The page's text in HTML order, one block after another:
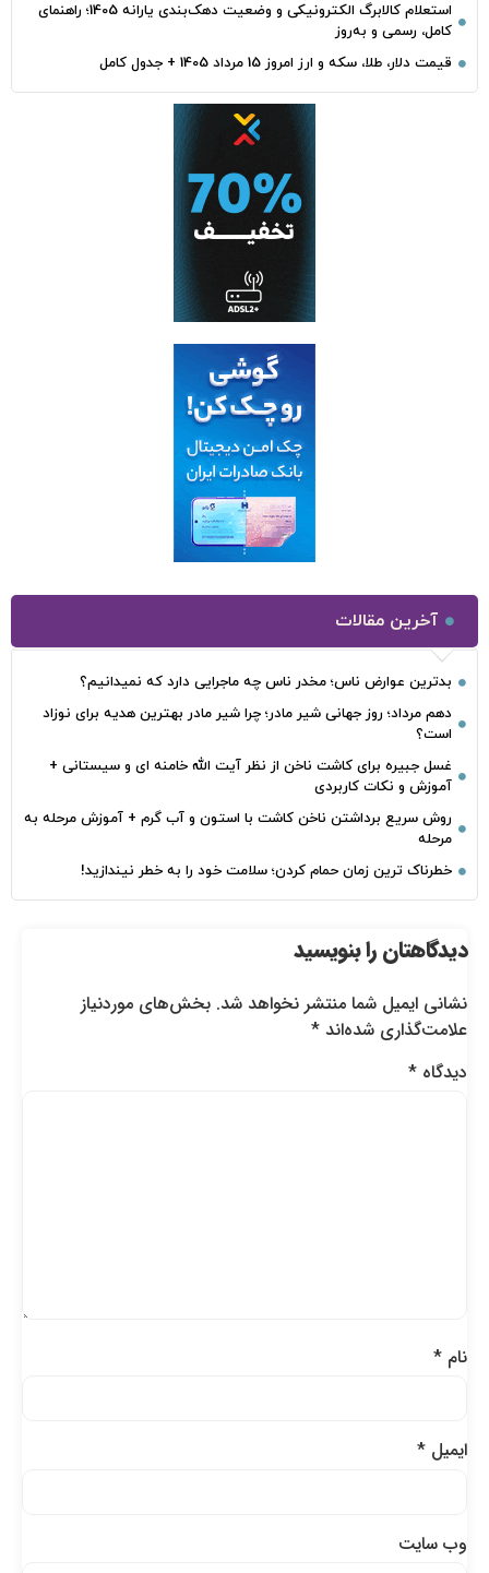
استعلام کالابرگ الکترونیکی و وضعیت دهک‌بندی یارانه 1405؛ راهنمای
کامل، رسمی و به‌روز
قیمت دلار، طلا، سکه و ارز امروز 15 مرداد 1405 + جدول کامل
آخرین مقالات
بدترین عوارض ناس؛ مخدر ناس چه ماجرایی دارد که نمیدانیم؟
دهم مرداد؛ روز جهانی شیر مادر؛ چرا شیر مادر بهترین هدیه برای نوزاد
است؟
غسل جبیره برای کاشت ناخن از نظر آیت الله خامنه ای و سیستانی +
آموزش و نکات کاربردی
روش سریع برداشتن ناخن کاشت با استون و آب گرم + آموزش مرحله به
مرحله
خطرناک‌ ترین زمان‌ حمام کردن؛ سلامت خود را به خطر نیندازید!
دیدگاهتان را بنویسید
نشانی ایمیل شما منتشر نخواهد شد. بخش‌های موردنیاز
علامت‌گذاری شده‌اند*
دیدگاه*
نام*
ایمیل*
وب‌ سایت